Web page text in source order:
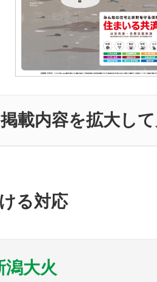
掲載内容を拡大し
る対応
大火